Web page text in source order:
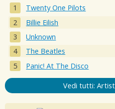
Twenty One Pilots
Billie Eilish
Unknown
The Beatles
Panic! At The Disco
Vedi tutti: